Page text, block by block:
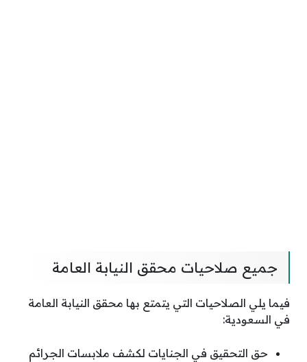
جميع صلاحيات محقق النيابة العامة
فيما يلي الصلاحيات التي يتمتع بها محقق النيابة العامة
في السعودية:
حق التحقيق في الجنايات لكشف ملابسات الجرائم